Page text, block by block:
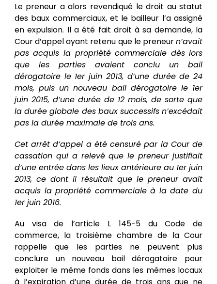
Le preneur a alors revendiqué le droit au statut
des baux commerciaux, et le bailleur l’a assigné
en expulsion. Il a été fait droit à sa demande, la
Cour d’appel ayant retenu que le preneurn’avait
pas acquis la propriété commerciale dès lors
que les parties avaient conclu un bail
dérogatoire le 1er juin 2013, d’une durée de 24
mois, puis un nouveau bail dérogatoire le 1er
juin 2015, d’une durée de 12 mois, de sorte que
la durée globale des baux successifs n’excédait
pas la durée maximale de trois ans.
Cet arrêt d’appel a été censuré par la Cour de
cassation qui a relevé que le preneur justifiait
d’une entrée dans les lieux antérieure au 1er juin
2013, ce dont il résultait que le preneur avait
acquis la propriété commerciale à la date du
1er juin 2016.
Au visa de l’article L 145-5 du Code de
commerce, la troisième chambre de la Cour
rappelle que les parties ne peuvent plus
conclure un nouveau bail dérogatoire pour
exploiter le même fonds dans les mêmes locaux
à l’expiration d’une durée de trois ans que ne